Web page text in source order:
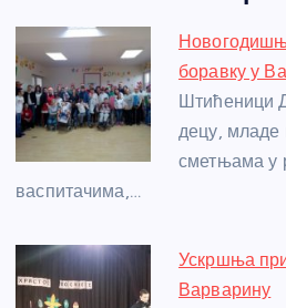
e
b
o
o
k
e
n
g
er
er
s
A
p
p
боравку у
Штићеници
децу, младе
сметњама у
васпитачима,…
Ускршња
Варварину